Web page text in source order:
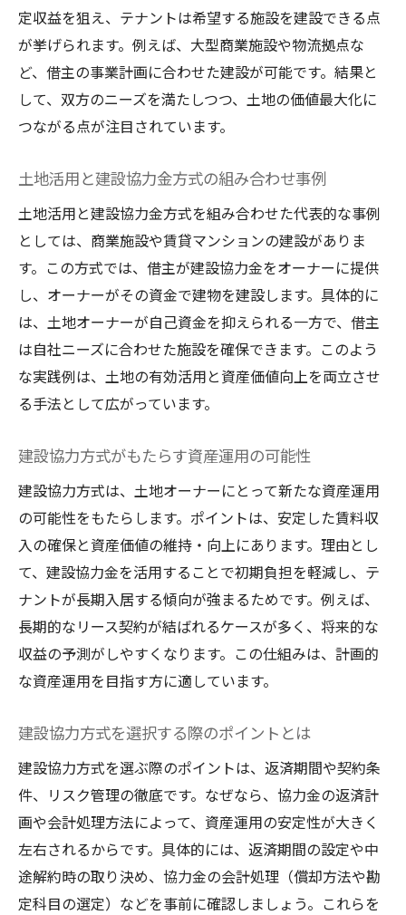
定収益を狙え、テナントは希望する施設を建設できる点
が挙げられます。例えば、大型商業施設や物流拠点な
ど、借主の事業計画に合わせた建設が可能です。結果と
して、双方のニーズを満たしつつ、土地の価値最大化に
つながる点が注目されています。
土地活用と建設協力金方式の組み合わせ事例
土地活用と建設協力金方式を組み合わせた代表的な事例
としては、商業施設や賃貸マンションの建設がありま
す。この方式では、借主が建設協力金をオーナーに提供
し、オーナーがその資金で建物を建設します。具体的に
は、土地オーナーが自己資金を抑えられる一方で、借主
は自社ニーズに合わせた施設を確保できます。このよう
な実践例は、土地の有効活用と資産価値向上を両立させ
る手法として広がっています。
建設協力方式がもたらす資産運用の可能性
建設協力方式は、土地オーナーにとって新たな資産運用
の可能性をもたらします。ポイントは、安定した賃料収
入の確保と資産価値の維持・向上にあります。理由とし
て、建設協力金を活用することで初期負担を軽減し、テ
ナントが長期入居する傾向が強まるためです。例えば、
長期的なリース契約が結ばれるケースが多く、将来的な
収益の予測がしやすくなります。この仕組みは、計画的
な資産運用を目指す方に適しています。
建設協力方式を選択する際のポイントとは
建設協力方式を選ぶ際のポイントは、返済期間や契約条
件、リスク管理の徹底です。なぜなら、協力金の返済計
画や会計処理方法によって、資産運用の安定性が大きく
左右されるからです。具体的には、返済期間の設定や中
途解約時の取り決め、協力金の会計処理（償却方法や勘
定科目の選定）などを事前に確認しましょう。これらを